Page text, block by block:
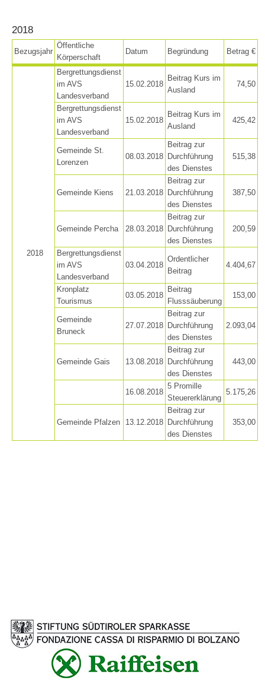
Formation
Secours alpin
2018
Bezugsjahr
Öffentliche
Körperschaft
Datum Begründung Betrag €
2018
Bergrettungsdienst
im AVS
Landesverband
15.02.2018
Beitrag Kurs im
Ausland
74,50
Bergrettungsdienst
im AVS
Landesverband
15.02.2018
Beitrag Kurs im
Ausland
425,42
Gemeinde St.
Lorenzen
08.03.2018
Beitrag zur
Durchführung
des Dienstes
515,38
Gemeinde Kiens 21.03.2018
Beitrag zur
Durchführung
des Dienstes
387,50
Gemeinde Percha 28.03.2018
Beitrag zur
Durchführung
des Dienstes
200,59
Bergrettungsdienst
im AVS
Landesverband
03.04.2018
Ordentlicher
Beitrag
4.404,67
Kronplatz
Tourismus
03.05.2018
Beitrag
Flusssäuberung
153,00
Gemeinde
Bruneck
27.07.2018
Beitrag zur
Durchführung
des Dienstes
2.093,04
Gemeinde Gais 13.08.2018
Beitrag zur
Durchführung
des Dienstes
443,00
16.08.2018
5 Promille
Steuererklärung
5.175,26
Gemeinde Pfalzen 13.12.2018
Beitrag zur
Durchführung
des Dienstes
353,00